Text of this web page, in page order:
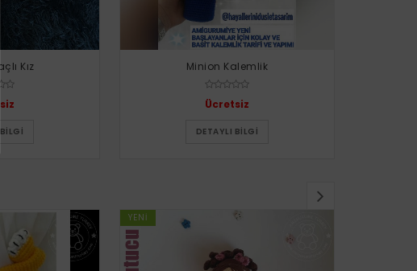
Kız
BILGI
Minion Kalemlik
Ücretsiz
DETAYLI BILGI
YENI